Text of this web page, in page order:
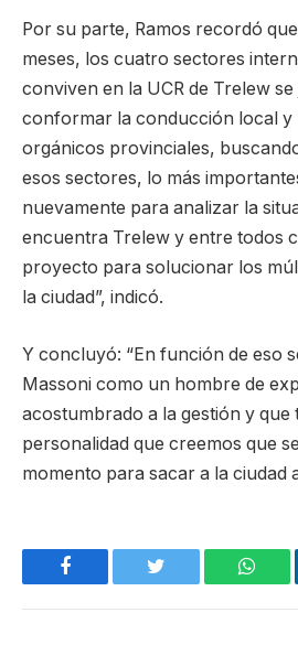
Por su parte, Ramos recordó
meses, los cuatro sectores
conviven en la UCR de Trelew
conformar la conducción local y
orgánicos provinciales,
esos sectores, lo más
nuevamente para analizar la
encuentra Trelew y entre todos
proyecto para solucionar los
la ciudad”, indicó.
Y concluyó: “En función de eso
Massoni como un hombre de
acostumbrado a la gestión y que
personalidad que creemos que
momento para sacar a la ciudad
Facebook Twitter